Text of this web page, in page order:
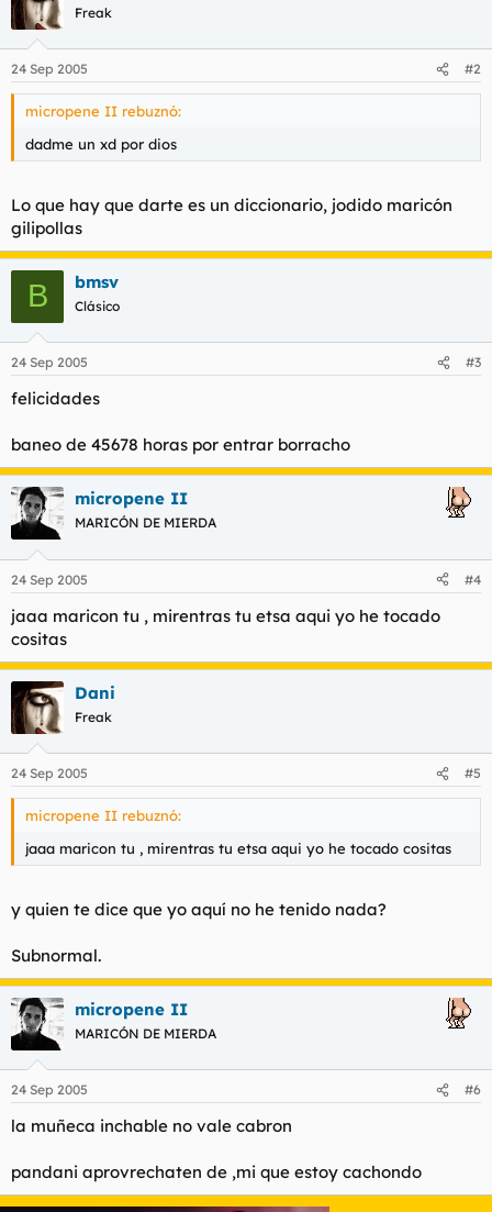
Freak
24 Sep 2005 #2
micropene II rebuznó:
dadme un xd por dios
Lo que hay que darte es un diccionario, jodido maricón
gilipollas
B bmsv
Clásico
24 Sep 2005 #3
felicidades
baneo de 45678 horas por entrar borracho
micropene II
MARICÓN DE MIERDA
24 Sep 2005 #4
jaaa maricon tu , mirentras tu etsa aqui yo he tocado
cositas
Dani
Freak
24 Sep 2005 #5
micropene II rebuznó:
jaaa maricon tu , mirentras tu etsa aqui yo he tocado cositas
y quien te dice que yo aquí no he tenido nada?
Subnormal.
micropene II
MARICÓN DE MIERDA
24 Sep 2005 #6
la muñeca inchable no vale cabron
pandani aprovrechaten de ,mi que estoy cachondo